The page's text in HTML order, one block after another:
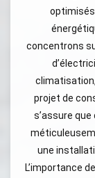
concentrons
projet de
s’assure
une
L’importance